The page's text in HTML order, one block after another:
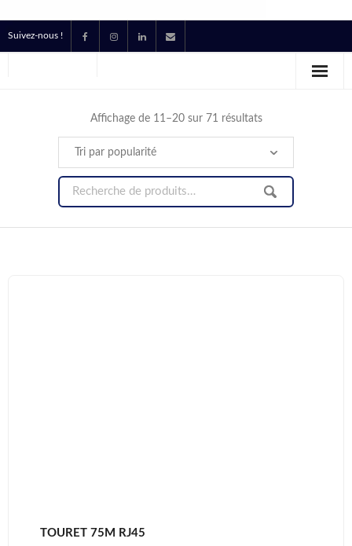
Suivez-nous !
Production
Affichage de 11–20 sur 71 résultats
TOURET 75M RJ45